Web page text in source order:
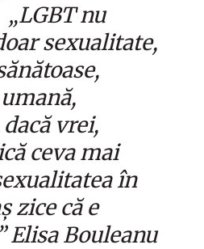
„LGBT nu
sexualitate,
vrei,
ceva mai
în
zice că e
Bouleanu